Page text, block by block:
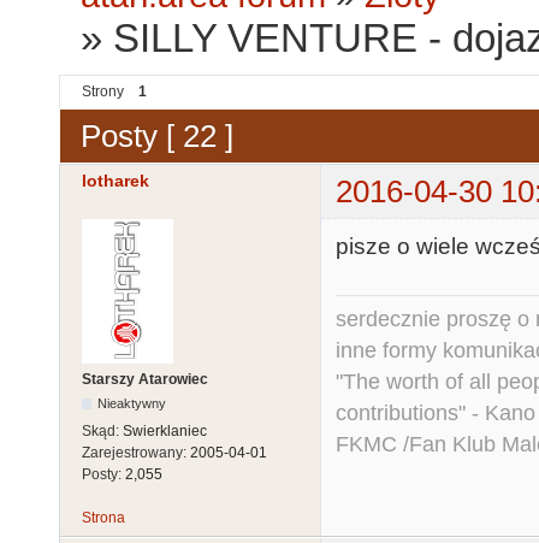
» SILLY VENTURE -
Strony 1
Posty [ 22 ]
lotharek 2016-04-30
Starszy Atarowiec
Nieaktywny
Skąd: Swierklaniec
Zarejestrowany: 2005-04-01
Posty: 2,055
pisze o wiele
serdecznie proszę o
inne formy
"The worth of all
contributions" -
FKMC /Fan Klub
Strona